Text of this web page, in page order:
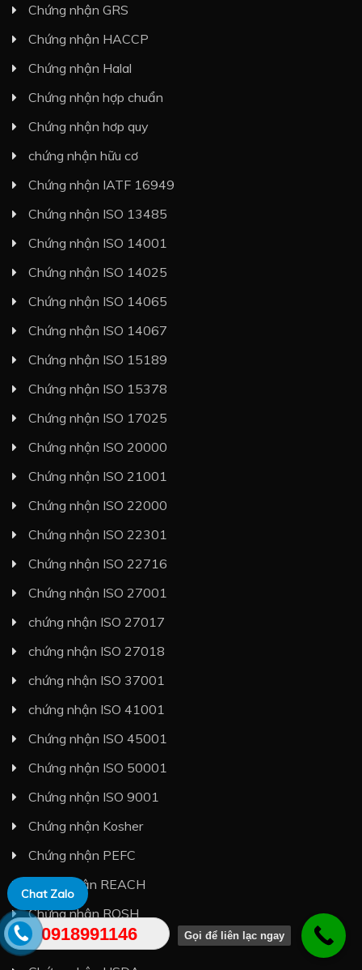
Chứng nhận GRS
Chứng nhận HACCP
Chứng nhận Halal
Chứng nhận hợp chuẩn
Chứng nhận hơp quy
chứng nhận hữu cơ
Chứng nhận IATF 16949
Chứng nhận ISO 13485
Chứng nhận ISO 14001
Chứng nhận ISO 14025
Chứng nhận ISO 14065
Chứng nhận ISO 14067
Chứng nhận ISO 15189
Chứng nhận ISO 15378
Chứng nhận ISO 17025
Chứng nhận ISO 20000
Chứng nhận ISO 21001
Chứng nhận ISO 22000
Chứng nhận ISO 22301
Chứng nhận ISO 22716
Chứng nhận ISO 27001
chứng nhận ISO 27017
chứng nhận ISO 27018
chứng nhận ISO 37001
chứng nhận ISO 41001
Chứng nhận ISO 45001
Chứng nhận ISO 50001
Chứng nhận ISO 9001
Chứng nhận Kosher
Chứng nhận PEFC
chứng nhận REACH
Chứng nhận ROSH
Chứng nhận UL
Chat Zalo
0918991146 Gọi để liên lạc ngay